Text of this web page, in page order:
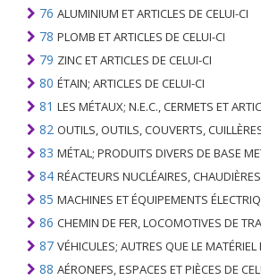
76 ALUMINIUM ET ARTICLES DE CELUI-CI
78 PLOMB ET ARTICLES DE CELUI-CI
79 ZINC ET ARTICLES DE CELUI-CI
80 ÉTAIN; ARTICLES DE CELUI-CI
81 LES MÉTAUX; N.E.C., CERMETS ET
82 OUTILS, OUTILS, COUVERTS, CUILLÈRES ET FOURCHES DE MÉTAUX DE BASE;
83 MÉTAL; PRODUITS DIVERS DE BASE
84 RÉACTEURS NUCLÉAIRES, CHAUDIÈRES, MACHINES ET APPAREILS
85 MACHINES ET ÉQUIPEMENTS ÉLECTRIQUES ET LEURS PARTIES; ENREGISTREURS ET REPRODUCTEURS SONORES; APPAREILS D'ENREGISTREMENT OU DE
86 CHEMIN DE FER, LOCOMOTIVES DE TRAMWAY, MATÉRIEL ROULANT ET LEURS PARTIES; RACCORDS DE CHEMIN DE FER OU DE TRAMWAY ET RACCORDS ET PIÈCES DE CELLES-CI;
87 VÉHICULES; AUTRES QUE LE MATÉRIEL ROULANT DE CHEMIN DE FER OU DE
88 AÉRONEFS, ESPACES ET PIÈCES DE